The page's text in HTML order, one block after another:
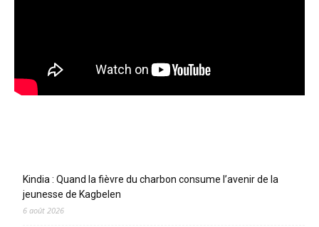
Kindia : Quand la fièvre du charbon consume l’avenir de la
jeunesse de Kagbelen
6 août 2026